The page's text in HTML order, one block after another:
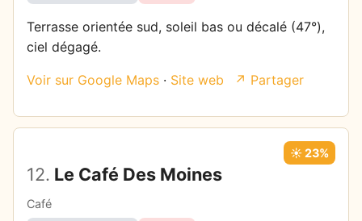
Terrasse orientée sud, soleil bas ou décalé (47°),
ciel dégagé.
Voir sur Google Maps · Site web ↗ Partager
12. Le Café Des Moines
Café
☀️ 23%